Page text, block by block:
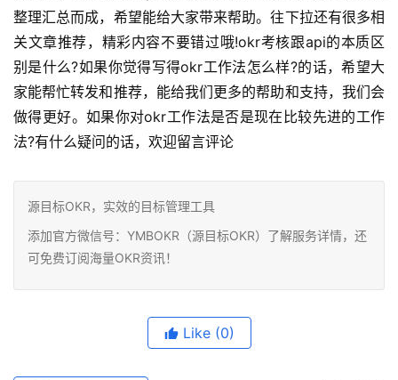
整理汇总而成，希望能给大家带来帮助。往下拉还有很多相
关文章推荐，精彩内容不要错过哦!okr考核跟api的本质区
别是什么?如果你觉得写得okr工作法怎么样?的话，希望大
家能帮忙转发和推荐，能给我们更多的帮助和支持，我们会
做得更好。如果你对okr工作法是否是现在比较先进的工作
法?有什么疑问的话，欢迎留言评论
源目标OKR，实效的目标管理工具
添加官方微信号：YMBOKR（源目标OKR）了解服务详情，还
可免费订阅海量OKR资讯！
Like (0)